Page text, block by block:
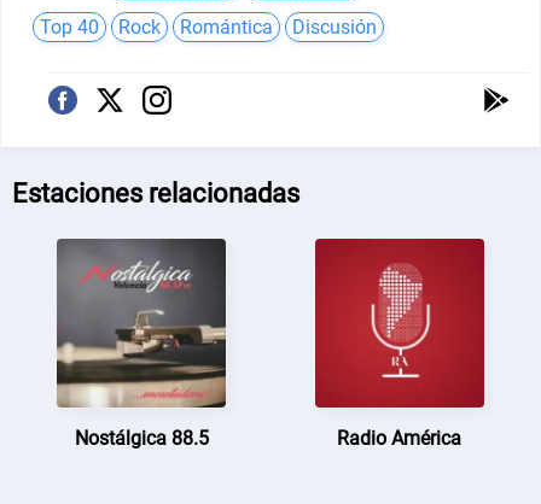
Top 40
Rock Romántica Discusión
Estaciones relacionadas
Nostálgica 88.5 Radio América